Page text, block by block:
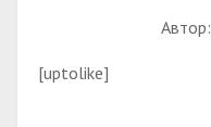
Автор:
[uptolike]